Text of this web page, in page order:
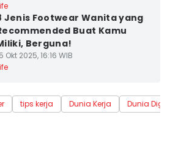
Jenis Footwear Wanita yang
Buat Kamu
Berguna!
Okt 2025, 16:16 WIB
tips kerja Dunia Kerja
Dunia